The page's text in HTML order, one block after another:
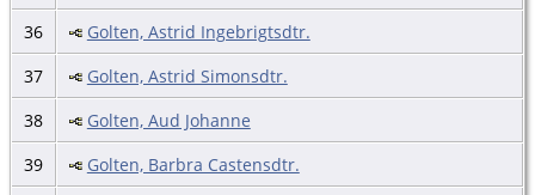
36
Golten, Astrid Ingebrigtsdtr.
37
Golten, Astrid Simonsdtr.
38
Golten, Aud Johanne
39
Golten, Barbra Castensdtr.